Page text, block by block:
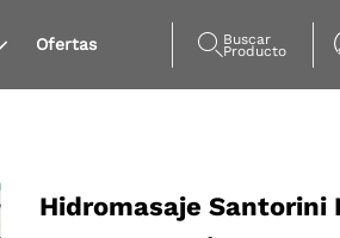
Ofertas Buscar
Producto
Hidromasaje Santorini